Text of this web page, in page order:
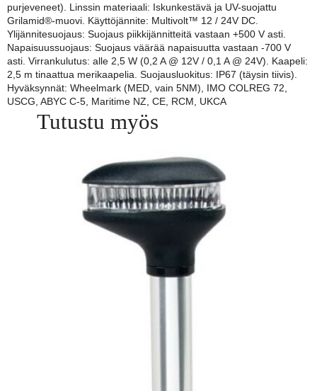
purjeveneet). Linssin materiaali: Iskunkestävä ja UV-suojattu
Grilamid®-muovi. Käyttöjännite: Multivolt™ 12 / 24V DC.
Ylijännitesuojaus: Suojaus piikkijännitteitä vastaan +500 V asti.
Napaisuussuojaus: Suojaus väärää napaisuutta vastaan -700 V
asti. Virrankulutus: alle 2,5 W (0,2 A @ 12V / 0,1 A @ 24V). Kaapeli:
2,5 m tinaattua merikaapelia. Suojausluokitus: IP67 (täysin tiivis).
Hyväksynnät: Wheelmark (MED, vain 5NM), IMO COLREG 72,
USCG, ABYC C-5, Maritime NZ, CE, RCM, UKCA
Tutustu myös